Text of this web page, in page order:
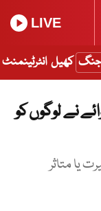
LIVE
جنگ کھیل انٹرٹینمنٹ
نے لوگوں کو
یا متاثر